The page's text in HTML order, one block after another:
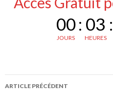
00
JOURS
: 03
HEURES
:
Navigation
ARTICLE PRÉCÉDENT